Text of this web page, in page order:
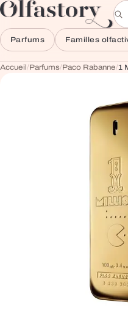
Aller au contenu
Parfums Familles
Accueil/Parfums/Paco Rabanne/1